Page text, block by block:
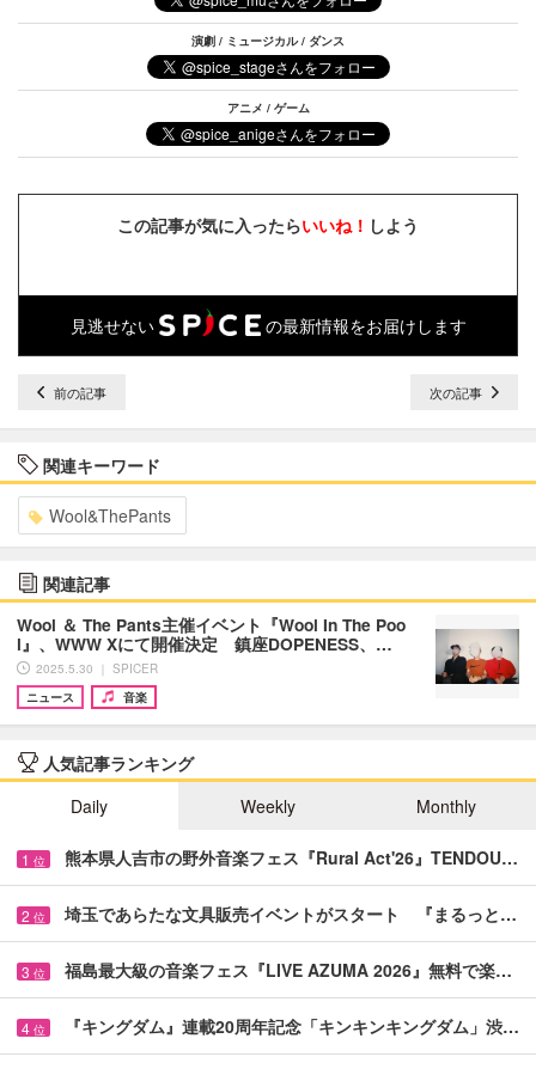
演劇 / ミュージカル / ダンス
アニメ / ゲーム
この記事が気に入ったらいいね！ しよう
見逃せない の最新情報をお届けします
前の記事 次の記事
関連キーワード
Wool&ThePants
関連記事
Wool ＆ The Pants主催イベント『Wool In The Poo
l』、WWW Xにて開催決定 鎮座DOPENESS、…
2025.5.30 ｜ SPICER
ニュース
音楽
人気記事ランキング
Daily
Weekly Monthly
1 位 熊本県人吉市の野外音楽フェス『Rural Act'26』TENDOU…
2 位 埼玉であらたな文具販売イベントがスタート 『まるっと…
3 位 福島最大級の音楽フェス『LIVE AZUMA 2026』無料で楽…
4 位 『キングダム』連載20周年記念「キンキンキングダム」渋…